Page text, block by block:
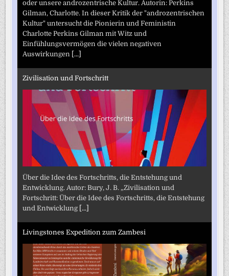
oder unsere androzentrische Kultur. Autorin: Perkins
Gilman, Charlotte. In dieser Kritik der "androzentrischen
Kultur" untersucht die Pionierin und Feministin
Charlotte Perkins Gilman mit Witz und
Einfühlungsvermögen die vielen negativen
Auswirkungen [...]
Zivilisation und Fortschritt
Über die Idee des Fortschritts, die Entstehung und
Entwicklung. Autor: Bury, J. B. „Zivilisation und
Fortschritt: Über die Idee des Fortschritts, die Entstehung
und Entwicklung [...]
Livingstones Expedition zum Zambesi